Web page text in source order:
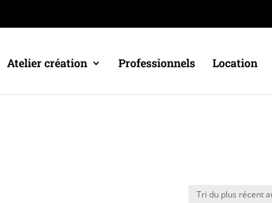
Atelier création Professionnels Location